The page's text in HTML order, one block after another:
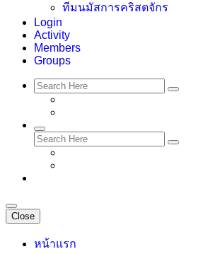
ทีมนมัสการคริสตจักร
Login
Activity
Members
Groups
Close
หน้าแรก